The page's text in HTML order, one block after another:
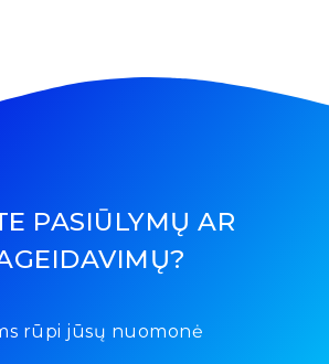
PASIŪLYMŲ AR
rūpi jūsų nuomonė